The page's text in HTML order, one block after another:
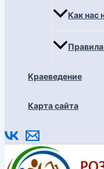
Как нас
Краеведение
Карта сайта